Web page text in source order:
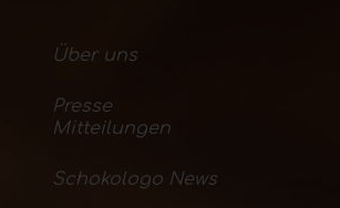
Über uns
Presse
Mitteilungen
Schokologo News